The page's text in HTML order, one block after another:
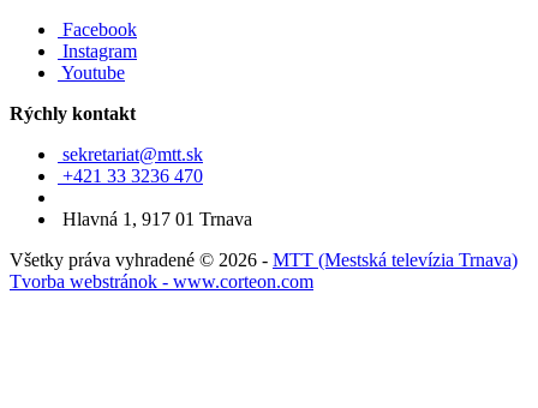
Facebook
Instagram
Youtube
Rýchly kontakt
sekretariat@mtt.sk
+421 33 3236 470
Hlavná 1, 917 01 Trnava
Všetky práva vyhradené © 2026 - MTT (Mestská televízia Trnava)
Tvorba webstránok - www.corteon.com